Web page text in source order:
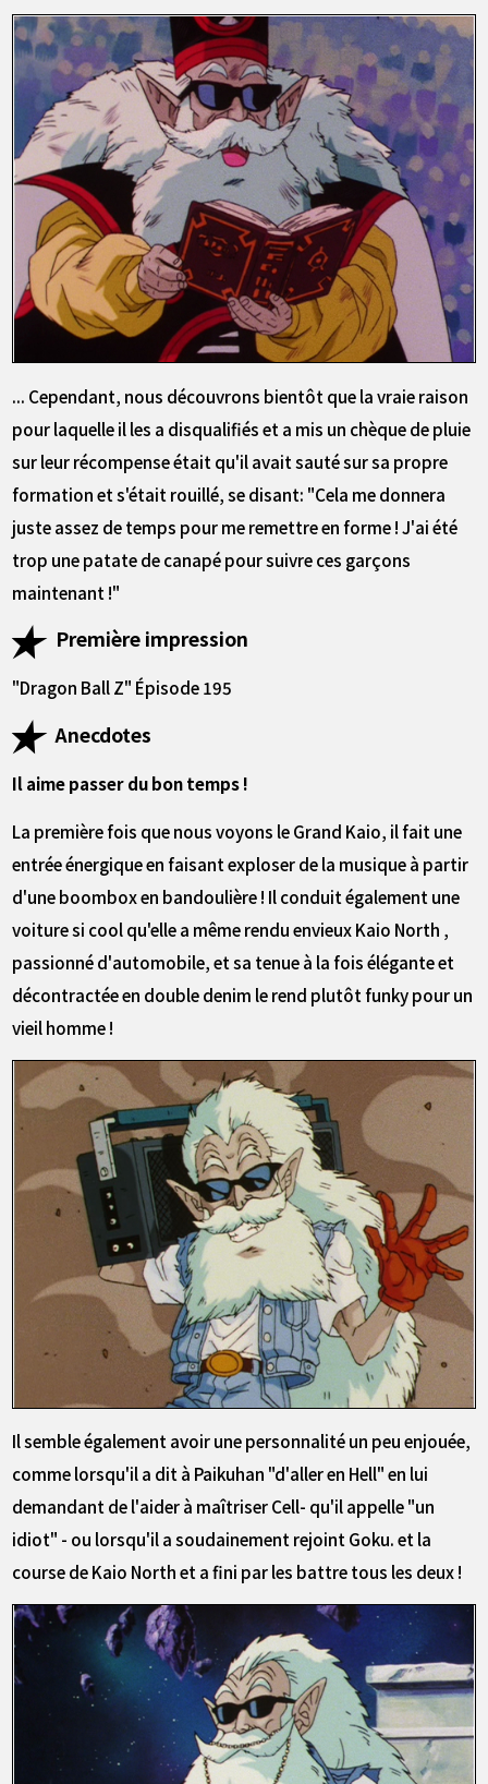
... Cependant, nous découvrons bientôt que la vraie raison
pour laquelle il les a disqualifiés et a mis un chèque de pluie
sur leur récompense était qu'il avait sauté sur sa propre
formation et s'était rouillé, se disant: "Cela me donnera
juste assez de temps pour me remettre en forme ! J'ai été
trop une patate de canapé pour suivre ces garçons
maintenant !"
Première impression
"Dragon Ball Z" Épisode 195
Anecdotes
Il aime passer du bon temps !
La première fois que nous voyons le Grand Kaio, il fait une
entrée énergique en faisant exploser de la musique à partir
d'une boombox en bandoulière ! Il conduit également une
voiture si cool qu'elle a même rendu envieux Kaio North ,
passionné d'automobile, et sa tenue à la fois élégante et
décontractée en double denim le rend plutôt funky pour un
vieil homme !
Il semble également avoir une personnalité un peu enjouée,
comme lorsqu'il a dit à Paikuhan "d'aller en Hell" en lui
demandant de l'aider à maîtriser Cell- qu'il appelle "un
idiot" - ou lorsqu'il a soudainement rejoint Goku. et la
course de Kaio North et a fini par les battre tous les deux !